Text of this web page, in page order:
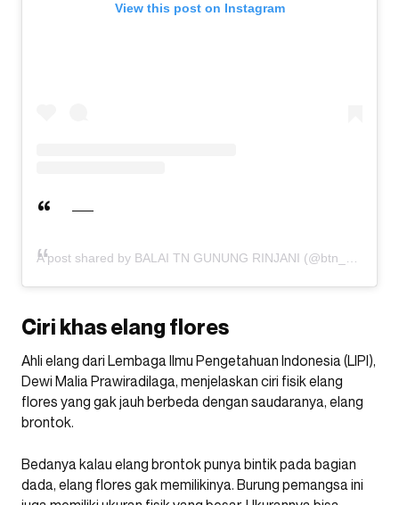
View this post on Instagram
A post shared by BALAI TN GUNUNG RINJANI (@btn_gn_rinjani)
Ciri khas elang flores
Ahli elang dari Lembaga Ilmu Pengetahuan Indonesia (LIPI),
Dewi Malia Prawiradilaga, menjelaskan ciri fisik elang
flores yang gak jauh berbeda dengan saudaranya, elang
brontok.
Bedanya kalau elang brontok punya bintik pada bagian
dada, elang flores gak memilikinya. Burung pemangsa ini